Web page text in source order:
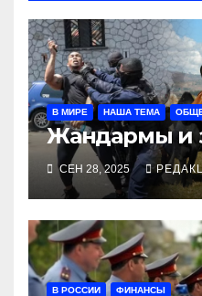
В МИРЕ НАША ТЕМА
Жандармы и
СЕН 28, 2025
В РОССИИ ФИНАНСЫ